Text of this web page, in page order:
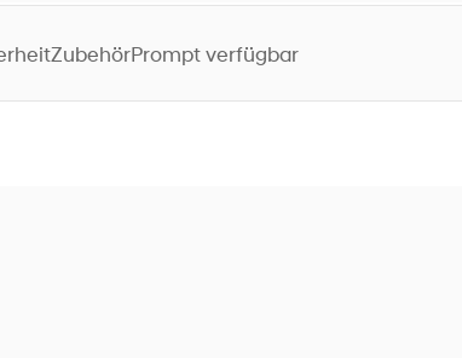
ZubehörPrompt verfügbar